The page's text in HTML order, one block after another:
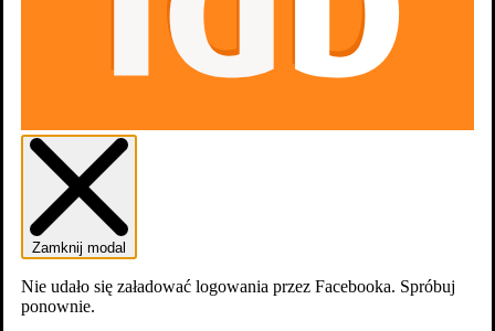
Aktualnie tytuł nie jest dostępny naplatformach
Zwiastuny
Zamknij modal
Nie udało się załadować logowania przez Facebooka. Spróbuj
ponownie.